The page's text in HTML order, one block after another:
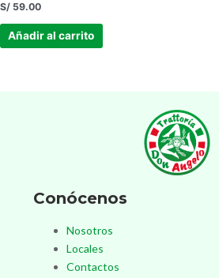
S/ 59.00
Añadir al carrito
Conócenos
Nosotros
Locales
Contactos